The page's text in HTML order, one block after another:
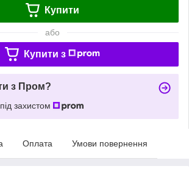
Купити
або
Купити з
з Пром?
захистом
Оплата Умови повернення